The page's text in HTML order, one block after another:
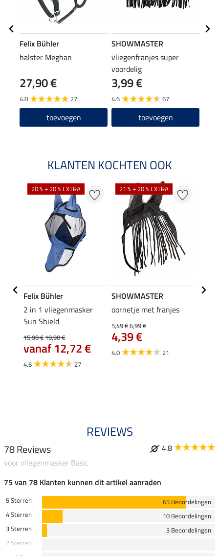
Felix Bühler
halster Meghan
27,90 €
4.8 27
toevoegen
SHOWMASTER
vliegenfranjes super
voordelig
3,99 €
4.6 67
toevoegen
KLANTEN KOCHTEN OOK
20 % + 20 % EXTRA
Felix Bühler
2 in 1 vliegenmasker
Sun Shield
15,90 €19,90 €
vanaf 12,72 €
4.6 27
21 % + 20 % EXTRA
SHOWMASTER
oornetje met franjes
5,49 €6,99 €
4,39 €
4.0 21
Felix
REVIEWS
78 Reviews
4.8
voor vliegenmasker Basic
75 van 78 Klanten kunnen dit artikel aanraden
5 Sterren
65 Beoordelingen
4 Sterren
10 Beoordelingen
3 Sterren
3 Beoordelingen
2 Sterren